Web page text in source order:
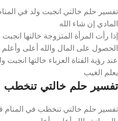
تفسير حلم خالتي انجبت ولد في
المادي إن شاء الله
إذا رأت المرأة المتزوجة خالتها
الحصول على المال والله أعلى وأعلم
عند رؤية الفتاة العزباء خالتها
يعلم الغيب
تفسير حلم خالتي تنخطب
تفسير حلم خالتي تنخطب في المنام